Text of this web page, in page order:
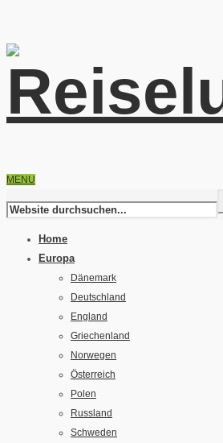
MENU
Home
Europa
Dänemark
Deutschland
England
Griechenland
Norwegen
Österreich
Polen
Russland
Schweden